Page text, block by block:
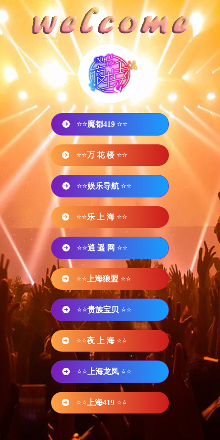
⭐⭐魔都419 ⭐⭐
⭐⭐万 花 楼 ⭐⭐
⭐⭐娱乐导航 ⭐⭐
⭐⭐乐 上 海 ⭐⭐
⭐⭐逍 遥 网 ⭐⭐
⭐⭐ 上海狼盟 ⭐⭐
⭐⭐贵族宝贝 ⭐⭐
⭐⭐夜 上 海 ⭐⭐
⭐⭐ 上海龙凤 ⭐⭐
⭐⭐ 上海419 ⭐⭐